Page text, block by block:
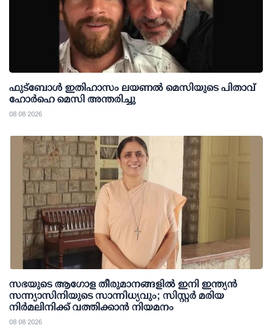
ഫുട്ബോൾ ഇതിഹാസം ലയണൽ മെസിയുടെ പിതാവ്
ഹോർഹെ മെസി അന്തരിച്ചു
08 08 2026
സഭയുടെ ആഗോള തീരുമാനങ്ങളിൽ ഇനി ഇന്ത്യൻ
സന്ന്യാസിനിയുടെ സാന്നിധ്യവും; സിസ്റ്റർ മരിയ
നിർമലിനിക്ക് വത്തിക്കാൻ നിയമനം
08 08 2026